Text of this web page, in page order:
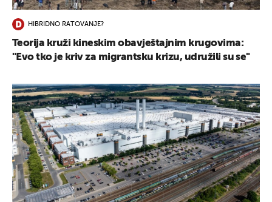
HIBRIDNO RATOVANJE?
Teorija kruži kineskim obavještajnim krugovima:
"Evo tko je kriv za migrantsku krizu, udružili su se"